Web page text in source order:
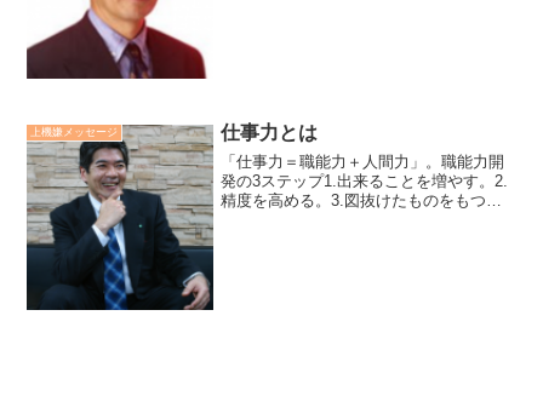
上機嫌メッセージ 仕事力とは
「仕事力＝職能力＋人間力」。職能力開
発の3ステップ1.出来ることを増やす。2.
精度を高める。3.図抜けたものをもつ。